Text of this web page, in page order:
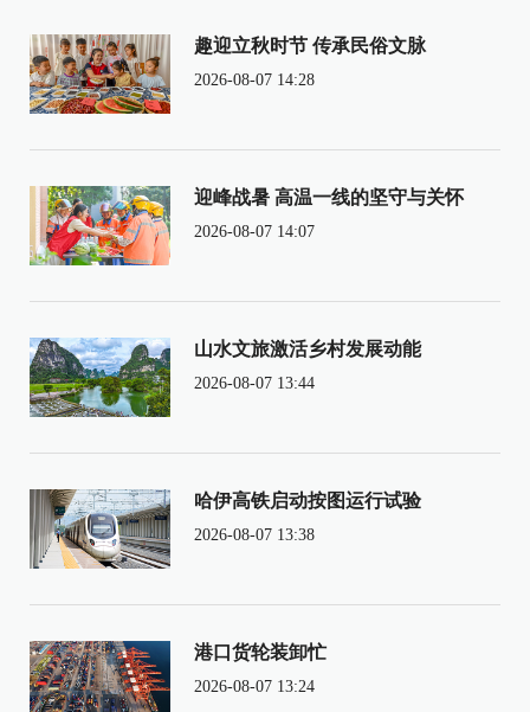
趣迎立秋时节 传承民俗文脉
2026-08-07 14:28
迎峰战暑 高温一线的坚守与关怀
2026-08-07 14:07
山水文旅激活乡村发展动能
2026-08-07 13:44
哈伊高铁启动按图运行试验
2026-08-07 13:38
港口货轮装卸忙
2026-08-07 13:24